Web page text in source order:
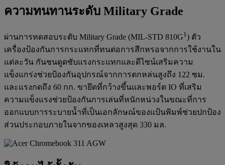
ความทนทานระดับ Military Grade
ผ่านการทดสอบระดับ Military Grade (MIL-STD 810G1 ) ตัว
เครื่องป้องกันการกระแทกที่ทนต่อการสึกหรอจากการใช้งานใน
แต่ละวัน กันชนดูดซับแรงกระแทกและดีไซน์เสริมความ
แข็งแกร่งช่วยป้องกันอุปกรณ์จากการตกหล่นสูงถึง 122 ซม.
และแรงกดถึง 60 กก. ขายึดที่กว้างขึ้นและพอร์ต IO ที่เสริม
ความแข็งแรงช่วยป้องกันการเล่นที่หนักหน่วงในขณะที่การ
ออกแบบการระบายน้ำที่เป็นเอกลักษณ์ของแป้นพิมพ์ช่วยปกป้อง
ส่วนประกอบภายในจากของเหลวสูงสุด 330 มล.